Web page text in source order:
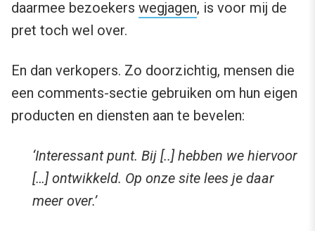
daarmee bezoekers wegjagen, is voor mij de
pret toch wel over.
En dan verkopers. Zo doorzichtig, mensen die
een comments-sectie gebruiken om hun eigen
producten en diensten aan te bevelen:
‘Interessant punt. Bij [..] hebben we hiervoor
[…] ontwikkeld. Op onze site lees je daar
meer over.’